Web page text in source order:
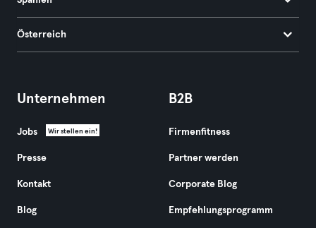
Österreich
Unternehmen
Jobs Wir stellen ein!
Presse
Kontakt
Blog
B2B
Firmenfitness
Partner werden
Corporate Blog
Empfehlungsprogramm